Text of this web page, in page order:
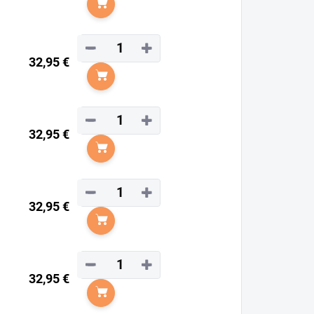
Do košíka
32,95 €
+
−
Do košíka
32,95 €
+
−
Do košíka
32,95 €
+
−
Do košíka
32,95 €
+
−
Do košíka